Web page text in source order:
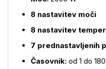
8 nastavitev moči
8 nastavitev
7 prednastavljenih
Časovnik: od 1 do